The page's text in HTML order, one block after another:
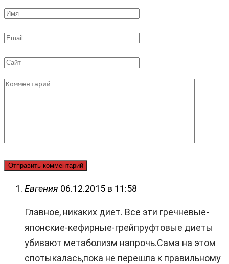
Имя
Email
Сайт
Комментарий
Евгения 06.12.2015 в 11:58
Главное, никаких диет. Все эти гречневые-
японские-кефирные-грейпруфтовые диеты
убивают метаболизм напрочь.Сама на этом
спотыкалась,пока не перешла к правильному